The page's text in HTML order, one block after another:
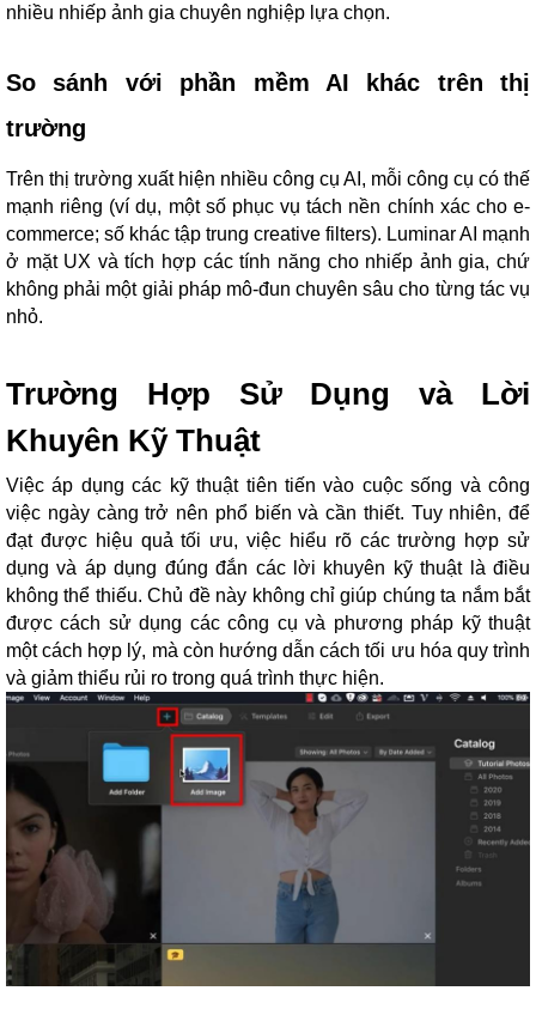
nhiều nhiếp ảnh gia chuyên nghiệp lựa chọn.
So sánh với phần mềm AI khác trên thị
trường
Trên thị trường xuất hiện nhiều công cụ AI, mỗi công cụ có thế
mạnh riêng (ví dụ, một số phục vụ tách nền chính xác cho e-
commerce; số khác tập trung creative filters). Luminar AI mạnh
ở mặt UX và tích hợp các tính năng cho nhiếp ảnh gia, chứ
không phải một giải pháp mô-đun chuyên sâu cho từng tác vụ
nhỏ.
Trường Hợp Sử Dụng và Lời
Khuyên Kỹ Thuật
Việc áp dụng các kỹ thuật tiên tiến vào cuộc sống và công
việc ngày càng trở nên phổ biến và cần thiết. Tuy nhiên, để
đạt được hiệu quả tối ưu, việc hiểu rõ các trường hợp sử
dụng và áp dụng đúng đắn các lời khuyên kỹ thuật là điều
không thể thiếu. Chủ đề này không chỉ giúp chúng ta nắm bắt
được cách sử dụng các công cụ và phương pháp kỹ thuật
một cách hợp lý, mà còn hướng dẫn cách tối ưu hóa quy trình
và giảm thiểu rủi ro trong quá trình thực hiện.